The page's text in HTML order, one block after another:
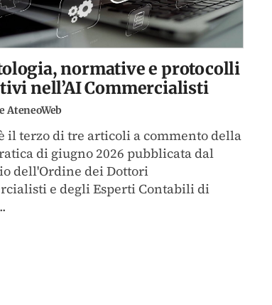
normative e protocolli
nell’AI Commercialisti
AteneoWeb
il terzo di tre articoli a commento della
di giugno 2026 pubblicata dal
dell'Ordine dei Dottori
e degli Esperti Contabili di